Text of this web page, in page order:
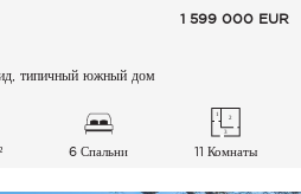
1 599 000 EUR
типичный южный дом
6 Спальни 11 Комнаты